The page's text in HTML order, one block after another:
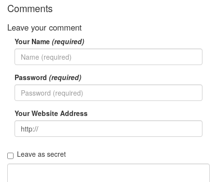
Comments
Leave your comment
Your Name (required)
Password (required)
Your Website Address
Leave as secret